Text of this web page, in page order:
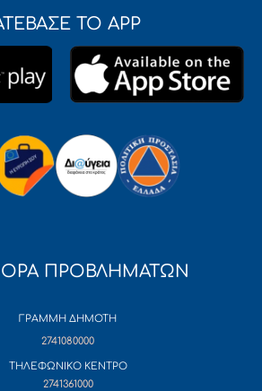
ΤΟ APP
ΠΡΟΒΛΗΜΑΤΩΝ
ΓΡΑΜΜΗ ΔΗΜΟΤΗ
2741080000
ΤΗΛΕΦΩΝΙΚΟ ΚΕΝΤΡΟ
2741361000